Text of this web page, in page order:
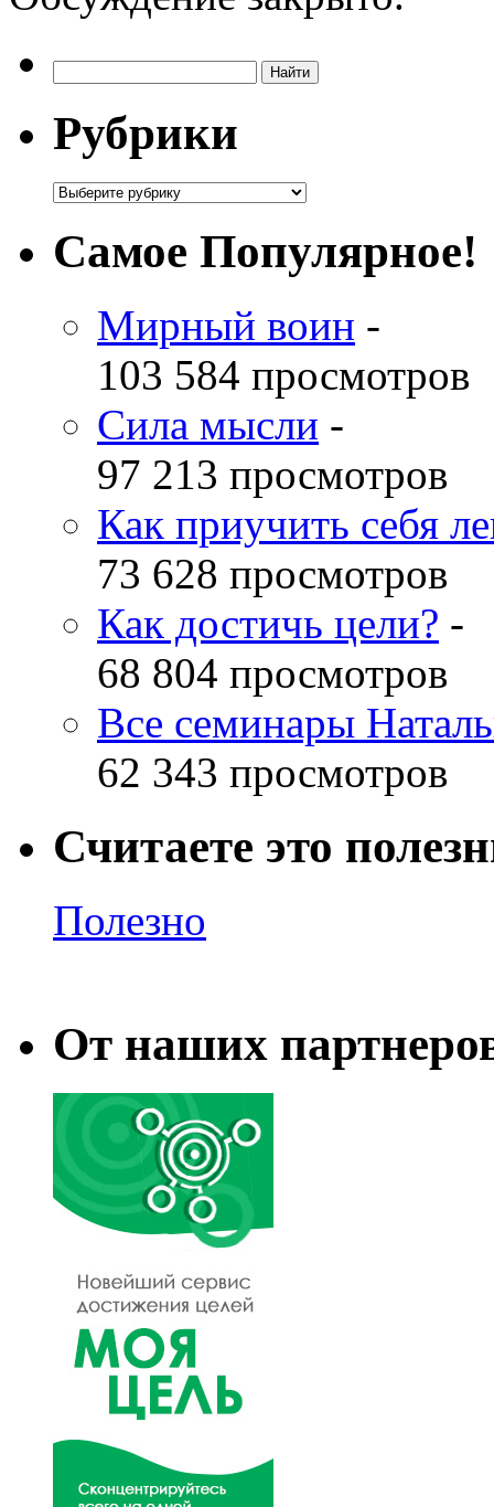
Рубрики
Самое Популярное!
Мирный воин -
103 584 просмотров
Сила мысли -
97 213 просмотров
Как приучить себя
73 628 просмотров
Как достичь цели? -
68 804 просмотров
Все семинары
62 343 просмотров
Считаете это
Полезно
От наших